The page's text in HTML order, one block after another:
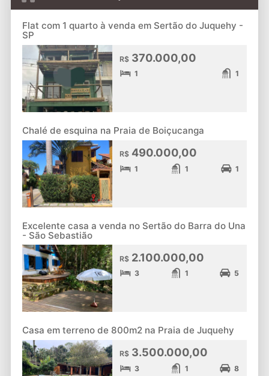
Flat com 1 quarto à venda em Sertão do Juquehy -
SP
R$370.000,00
1 1
Chalé de esquina na Praia de Boiçucanga
R$490.000,00
1 1 1
Excelente casa a venda no Sertão do Barra do Una
- São Sebastião
R$2.100.000,00
3 1 5
Casa em terreno de 800m2 na Praia de Juquehy
R$3.500.000,00
3 1 8